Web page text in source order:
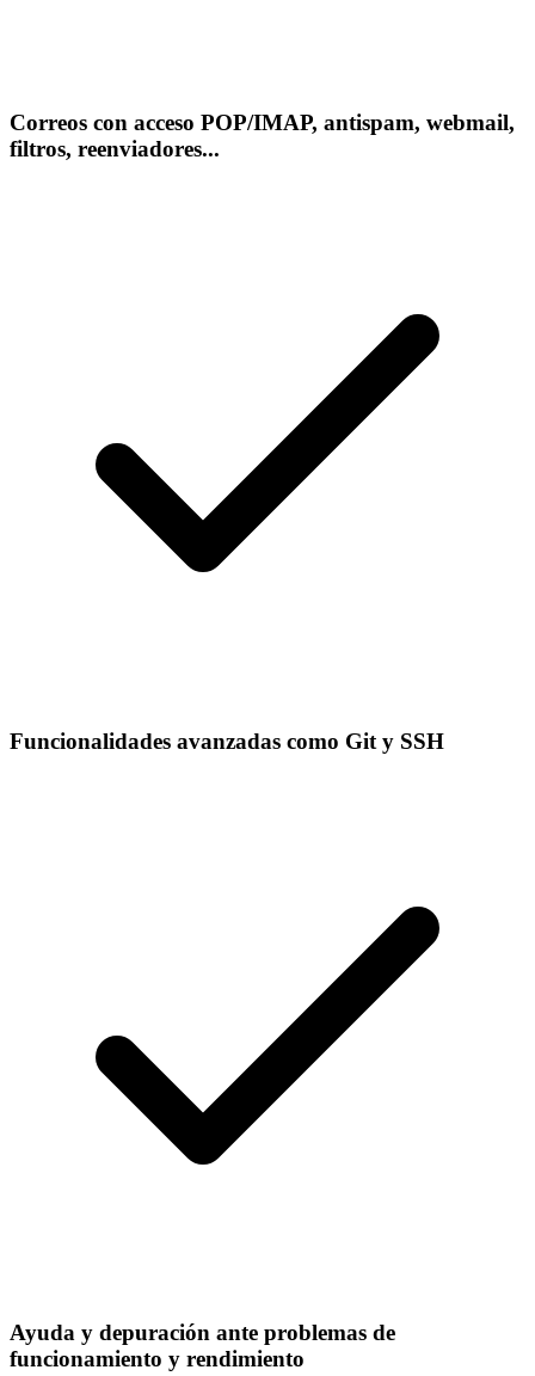
Correos con acceso POP/IMAP, antispam, webmail,
filtros, reenviadores...
Funcionalidades avanzadas como Git y SSH
Ayuda y depuración ante problemas de
funcionamiento y rendimiento